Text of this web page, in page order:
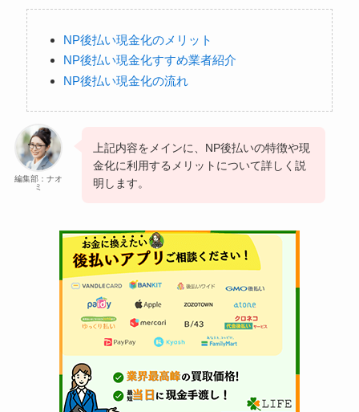
NP後払い現金化のメリット
NP後払い現金化すすめ業者紹介
NP後払い現金化の流れ
編集部：ナオ
ミ
上記内容をメインに、NP後払いの特徴や現
金化に利用するメリットについて詳しく説
明します。